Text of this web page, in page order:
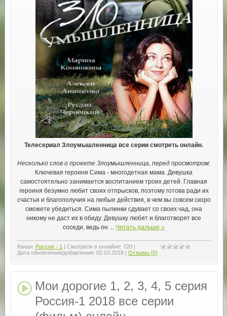
Телесериал Злоумышленница все серии смотреть онлайн.
Несколько слов о проекте Злоумышленница, перед просмотром:
Ключевая героиня Сима - многодетная мама. Девушка
самостоятельно занимается воспитанием троих детей. Главная
героиня безумно любит своих отпрысков, поэтому готова ради их
счастья и благополучия на любые действия, в чем вы совсем скоро
сможете убедиться. Сима пылинки сдувает со своих чад, она
никому не даст их в обиду. Девушку любят и благотворят все
соседи, ведь он
Читать дальше »
Канал: Россия - 1 | Смотрели в онлайне: 720|
Дата обновления/добавления: 02.03.2018 | Отзывы (0)
Мои дорогие 1, 2, 3, 4, 5 серия
Россия-1 2018 все серии